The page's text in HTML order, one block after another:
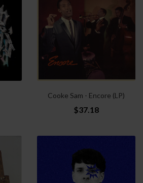
Cooke Sam - Encore (LP)
$37.18